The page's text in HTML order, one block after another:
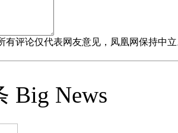
有评论仅代表网友意见，凤凰网保持中
Big News